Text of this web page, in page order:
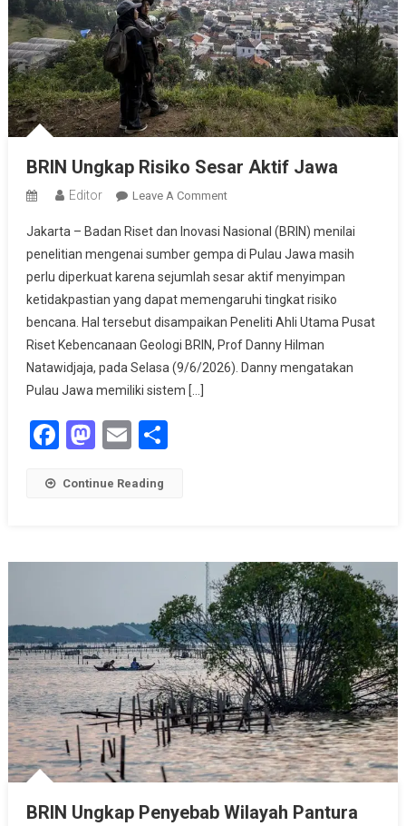
BRIN Ungkap Risiko Sesar Aktif Jawa
Editor Leave A CommentOn
Ungkap
Risiko
Sesar
Aktif
Jawa
Jakarta – Badan Riset dan Inovasi Nasional (BRIN) menilai
penelitian mengenai sumber gempa di Pulau Jawa masih
perlu diperkuat karena sejumlah sesar aktif menyimpan
ketidakpastian yang dapat memengaruhi tingkat risiko
bencana. Hal tersebut disampaikan Peneliti Ahli Utama Pusat
Riset Kebencanaan Geologi BRIN, Prof Danny Hilman
Natawidjaja, pada Selasa (9/6/2026). Danny mengatakan
Pulau Jawa memiliki sistem […]
Facebook
Mastodon
EmailShare
Continue Reading
BRIN Ungkap Penyebab Wilayah Pantura